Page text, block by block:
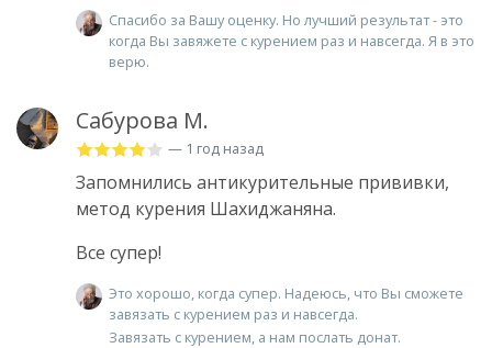
Спасибо за Вашу оценку. Но лучший результат - это
когда Вы завяжете с курением раз и навсегда. Я в это
верю.
Сабурова М.
— 1 год назад
Запомнились антикурительные прививки,
метод курения Шахиджаняна.
Все супер!
Это хорошо, когда супер. Надеюсь, что Вы сможете
завязать с курением раз и навсегда.
Завязать с курением, а нам послать донат.